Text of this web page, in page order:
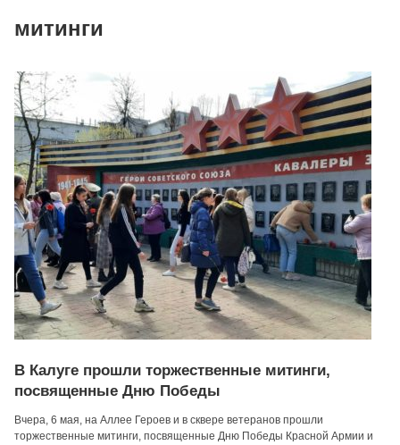
митинги
В Калуге прошли торжественные митинги,
посвященные Дню Победы
Вчера, 6 мая, на Аллее Героев и в сквере ветеранов прошли
торжественные митинги, посвященные Дню Победы Красной Армии и